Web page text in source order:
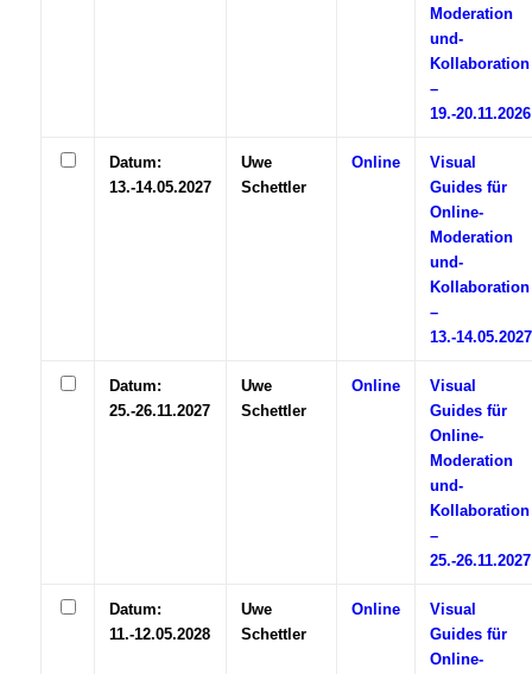
Moderation
und-
Kollaboration
–
19.-20.11.2026
Datum:
13.-14.05.2027
Uwe
Schettler
Online
Visual
Guides für
Online-
Moderation
und-
Kollaboration
–
13.-14.05.2027
Datum:
25.-26.11.2027
Uwe
Schettler
Online
Visual
Guides für
Online-
Moderation
und-
Kollaboration
–
25.-26.11.2027
Datum:
11.-12.05.2028
Uwe
Schettler
Online
Visual
Guides für
Online-